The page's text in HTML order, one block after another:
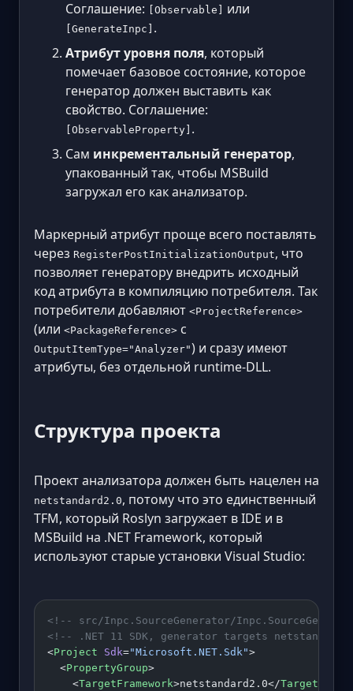
Соглашение: [Observable] или
[GenerateInpc] .
Атрибут уровня поля, который
помечает базовое состояние, которое
генератор должен выставить как
свойство. Соглашение:
[ObservableProperty] .
Сам инкрементальный генератор,
упакованный так, чтобы MSBuild
загружал его как анализатор.
Маркерный атрибут проще всего поставлять
через RegisterPostInitializationOutput, что
позволяет генератору внедрить исходный
код атрибута в компиляцию потребителя. Так
потребители добавляют <ProjectReference>
(или <PackageReference> с
OutputItemType="Analyzer") и сразу имеют
атрибуты, без отдельной runtime-DLL.
Структура проекта
Проект анализатора должен быть нацелен на
netstandard2.0, потому что это единственный
TFM, который Roslyn загружает в IDE и в
MSBuild на .NET Framework, который
используют старые установки Visual Studio:
<!-- src/Inpc.SourceGenerator/
<!-- .NET 11 SDK, generator targets
<Project Sdk="Microsoft.NET.Sdk">
  <
PropertyGroup>
    <
TargetFramework>netstandard2.0</